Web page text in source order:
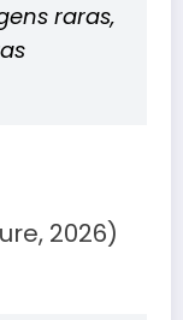
raras,
2026)